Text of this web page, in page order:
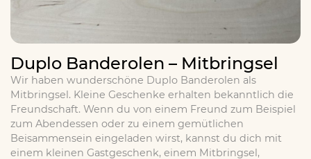
Duplo Banderolen – Mitbringsel
Wir haben wunderschöne Duplo Banderolen als
Mitbringsel. Kleine Geschenke erhalten bekanntlich die
Freundschaft. Wenn du von einem Freund zum Beispiel
zum Abendessen oder zu einem gemütlichen
Beisammensein eingeladen wirst, kannst du dich mit
einem kleinen Gastgeschenk, einem Mitbringsel,